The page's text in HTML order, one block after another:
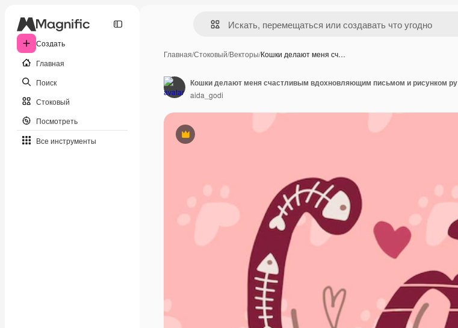
Создать
Главная
Поиск
Стоковый
Посмотреть
Все инструменты
Главная/Стоковый/Векторы/Кошки делают меня сч…
Премиум
aida_godi